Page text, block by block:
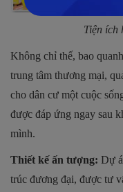
Tiện ích
Không chỉ thế, bao
trung tâm thương mại,
cho dân cư một cuộc
được đáp ứng ngay sau
mình.
Thiết kế ấn tượng: Dự
trúc đương đại, được tư